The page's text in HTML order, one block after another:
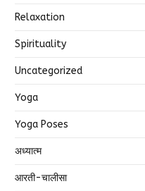
Relaxation
Spirituality
Uncategorized
Yoga
Yoga Poses
अध्यात्म
आरती-चालीसा